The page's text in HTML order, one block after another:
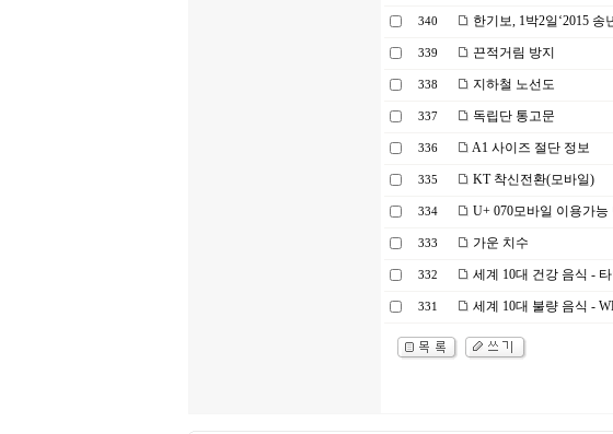
340 한기보, 1박2일‘2015 송
339 끈적거림 방지
338 지하철 노선도
337 독립단 통고문
336 A1 사이즈 절단 정보
335 KT 착신전환(모바일)
334 U+ 070모바일 이용가능
333 가운 치수
332 세계 10대 건강 음식 -
331 세계 10대 불량 음식 -